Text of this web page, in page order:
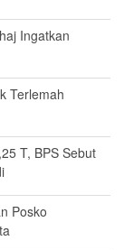
Ingatkan
Terlemah
T, BPS Sebut
Posko